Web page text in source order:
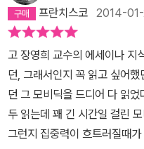
위일 뿐입니다. 모비 딕에게
람이 아닙니다. 처음 항해에 나
린 큰 아들까지를 잃은 선장도
않았습니다. 하지만 그들 대부
다. 모비 딕의 터무니없는 강함
바다의 신처럼 여겨 피해 다니
비웃지만 정말 에이해브 선장
요. 그리 흔히 쓰는 말이 아님
하며 넋 나간 젊은이들이 지상
빠져있을 때 선택하는 피난처
한 낭만적인 이유보다는 고래
보고 싶다는 열망에 사로잡혀
고래는 가장 사납지만 당당한
재이다. 이들 무리를 떠나 혼
람의 영혼 속에 공포를 불러일
정에 따라 수 많은 생각들이 다
이슈메일의 시점으로 피쿼드호에 초보 포경꾼으로 탑승한 무명의 선
원으로 독자가 읽는다면 생소하고 전문화된 포경선과 고래들에대한
지식을 배우며 책의 종반 부 모비 딕과 3번의 전투 때 손에 땀이 흥건
히 날 만큼 박진감 넘치는 전투 경험을 할
시점으로 책의 용골을 가로질
책의 중심 내용보단 멜빌의 치명적인 은유 , 비유 , 암시 , 묘사 글쟁이
멍을 뚫을 수는 없으리라. -71-72쪽하지만 단언하거니와, '피쿼드'호
만큼 낡고 진기한 배는 본 적이
식 배였는데, 갈고리 모양의 다
비슷했다. 사대양의 태풍과 고
시달리며 얼룩진 선체의 빛깔
척탄병의 얼굴처럼 검게 그을
난 것처럼 보였다. 돛대 - 원
풍에 부러져 바다 속으로 사라
프란치스코 2014-
고 장영희 교수의 에세이나 지
던, 그래서인지 꼭 읽고 싶어
던 그 모비딕을 드디어 다 읽
두 읽는데 꽤 긴 시간일 걸린
그런지 집중력이 흐트러질때